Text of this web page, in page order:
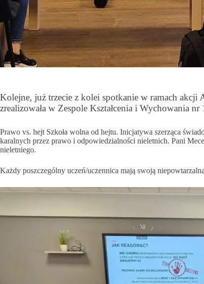
Kolejne, już trzecie z kolei spotkanie w ramach akcji
zrealizowała w Zespole Kształcenia i Wychowania
Prawo vs. hejt Szkoła wolna od hejtu. Inicjatywa szerząca
karalnych przez prawo i odpowiedzialności nieletnich. Pani
nieletniego.
Każdy poszczególny uczeń/uczennica mają swoją